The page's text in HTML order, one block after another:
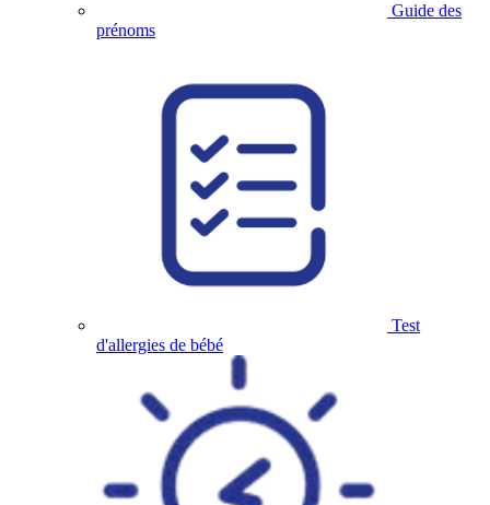
Guide des
prénoms
Test
d'allergies de bébé